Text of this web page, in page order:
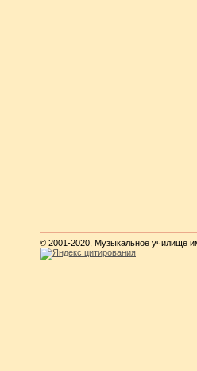
© 2001-2020, Музыкальное училище